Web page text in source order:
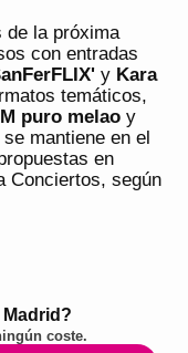
de la próxima
con entradas
y Kara
temáticos,
puro melao y
mantiene en el
en
Conciertos, según
coste.